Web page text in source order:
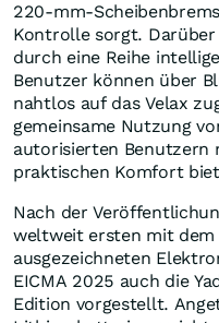
220-mm-
Kontrolle sorgt.
durch eine Reihe
Benutzer können über
nahtlos auf das Velax
gemeinsame Nutzung
autorisierten Benutzern
praktischen Komfort
Nach der
weltweit ersten mit dem
ausgezeichneten
EICMA 2025 auch die
Edition vorgestellt.